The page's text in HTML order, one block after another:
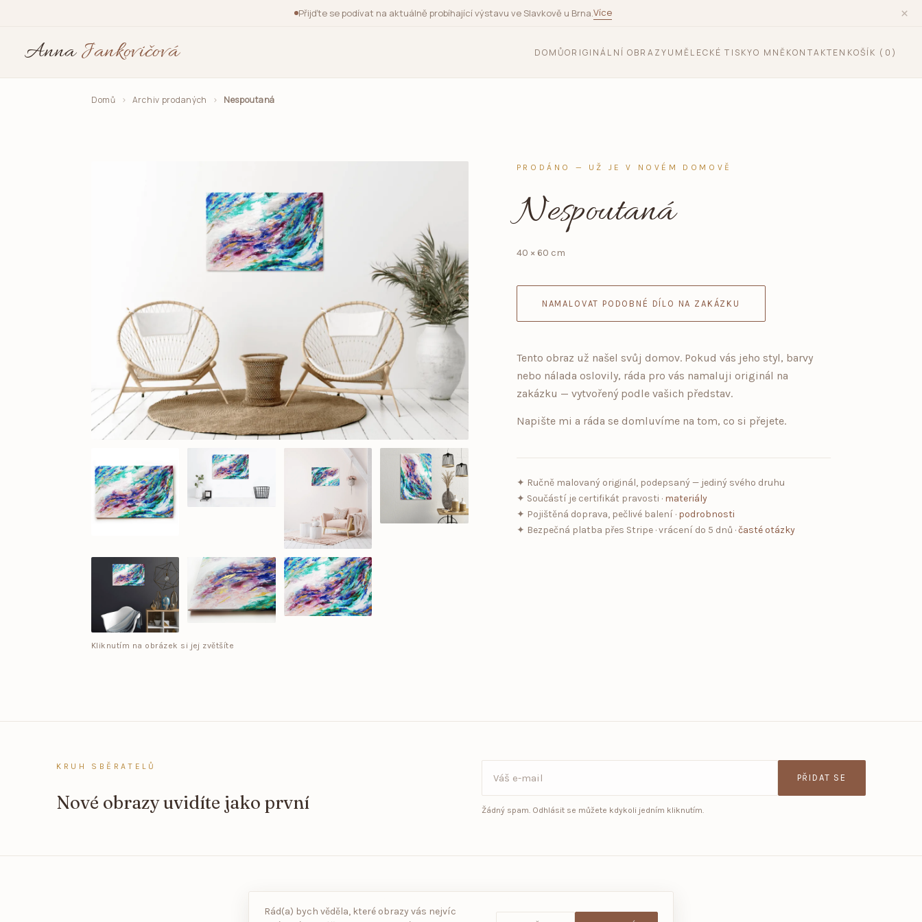
Přijďte se podívat na aktuálně probíhající výstavu ve Slavkově u Brna. Více ×
AnnaJankovičová DOMŮORIGINÁLNÍ OBRAZYUMĚLECKÉ TISKYO MNĚKONTAKTEN KOŠÍK ( 0 )
Domů › Archiv prodaných › Nespoutaná
Kliknutím na obrázek si jej zvětšíte
PRODÁNO — UŽ JE V NOVÉM DOMOVĚ
Nespoutaná
40 × 60 cm
NAMALOVAT PODOBNÉ DÍLO NA ZAKÁZKU
Tento obraz už našel svůj domov. Pokud vás jeho styl, barvy
nebo nálada oslovily, ráda pro vás namaluji originál na
zakázku — vytvořený podle vašich představ.
Napište mi a ráda se domluvíme na tom, co si přejete.
✦ Ručně malovaný originál, podepsaný — jediný svého druhu
✦ Součástí je certifikát pravosti · materiály
✦ Pojištěná doprava, pečlivé balení · podrobnosti
✦ Bezpečná platba přes Stripe · vrácení do 5 dnů ·časté otázky
KRUH SBĚRATELŮ
Nové obrazy uvidíte jako první
PŘIDAT SE
Žádný spam. Odhlásit se můžete kdykoli jedním kliknutím.
Rád(a) bych věděla, které obrazy vás nejvíc